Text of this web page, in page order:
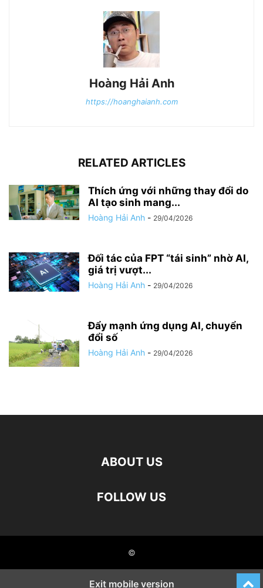
Hoàng Hải Anh
https://hoanghaianh.com
RELATED ARTICLES
Thích ứng với những thay đổi do
AI tạo sinh mang...
Hoàng Hải Anh - 29/04/2026
Đối tác của FPT “tái sinh” nhờ AI,
giá trị vượt...
Hoàng Hải Anh - 29/04/2026
Đẩy mạnh ứng dụng AI, chuyển
đổi số
Hoàng Hải Anh - 29/04/2026
ABOUT US
FOLLOW US
©
Exit mobile version